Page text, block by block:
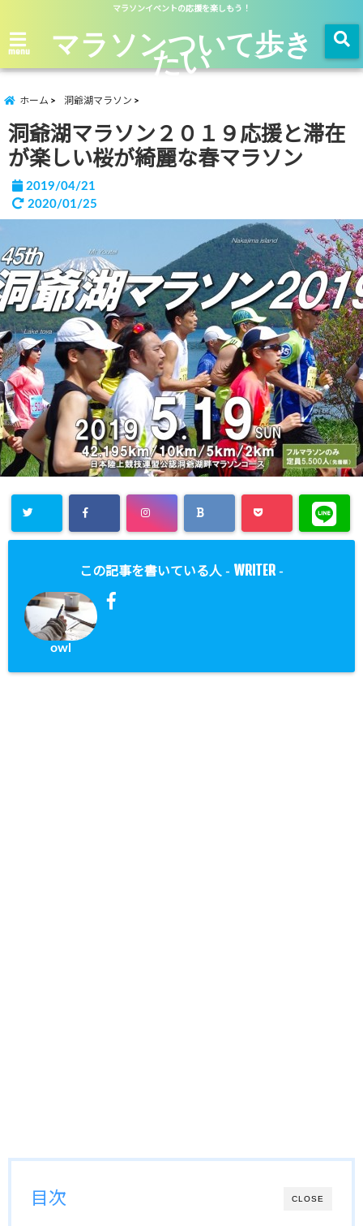
マラソンイベントの応援を楽しもう！
menu マラソンついて歩き
たい
ホーム 洞爺湖マラソン
洞爺湖マラソン２０１９応援と滞在
が楽しい桜が綺麗な春マラソン
2019/04/21
2020/01/25
この記事を書いている人 - WRITER -
owl
CLOSE
目次